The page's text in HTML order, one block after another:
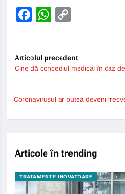
Facebook
WhatsApp
Articolul precedent
Cine dă concediul medical în caz
Coronavirusul ar putea deveni
Articole în trending
TRATAMENTE INOVATOARE